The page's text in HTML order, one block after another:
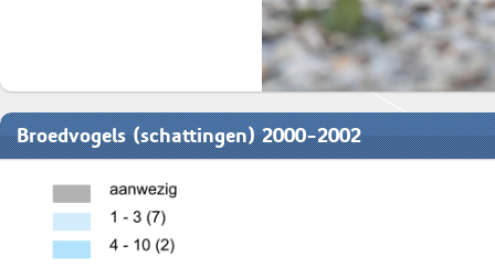
Broedvogels (schattingen) 2000-2002